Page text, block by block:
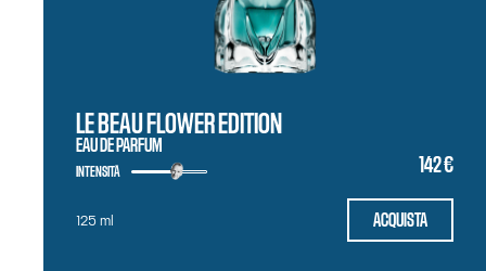
LE BEAU FLOWER EDITION
EAU DE PARFUM
142 €
INTENSITÀ
125 ml ACQUISTA